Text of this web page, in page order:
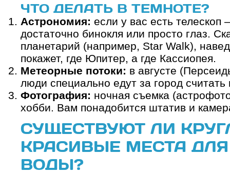
ЧТО ДЕЛАТЬ В ТЕМНОТЕ?
Астрономия: если у вас есть
достаточно бинокля или просто глаз.
планетарий (например, Star Walk),
покажет, где Юпитер, а где Кассиопея.
Метеорные потоки: в августе
люди специально едут за город
Фотография: ночная съемка
хобби. Вам понадобится штатив и
СУЩЕСТВУЮТ ЛИ
КРАСИВЫЕ МЕСТА
ВОДЫ?